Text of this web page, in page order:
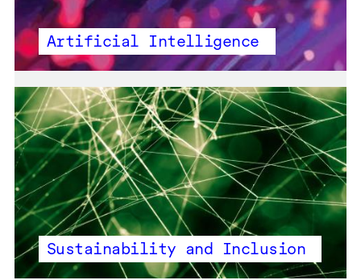
Artificial Intelligence
Sustainability and Inclusion